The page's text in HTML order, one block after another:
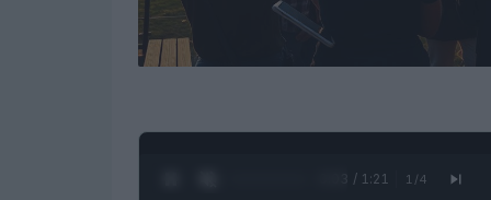
0:05 / 1:21 1 /4